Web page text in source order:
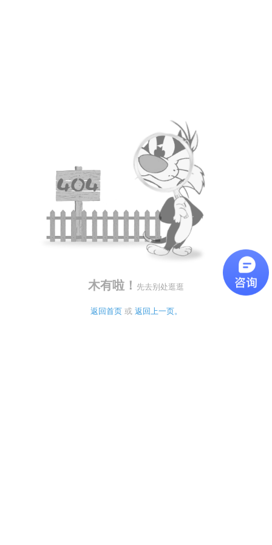
木有啦！ 先去别处逛逛
返回首页 或 返回上一页。